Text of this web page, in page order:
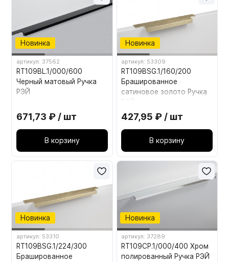
Новинка
артикул: 37562
RT109BL.1/000/600
Черный матовый Ручка
РЭЙ
671,73 ₽ / шт
В корзину
Новинка
артикул: 53309
RT109BSG.1/160/200
Брашированное
сатиновое золото Ручка
427,95 ₽ / шт
В корзину
Новинка
артикул: 53310
RT109BSG.1/224/300
Брашированное
Новинка
артикул: 37289
RT109CP.1/000/400 Хром
полированный Ручка РЭЙ